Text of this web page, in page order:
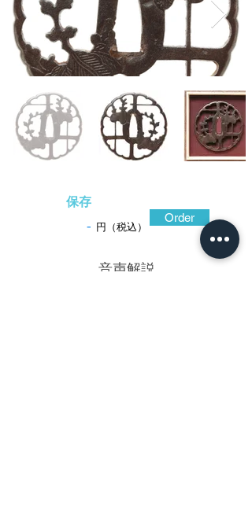
保存
- 円（税込）
Order
​音声解説